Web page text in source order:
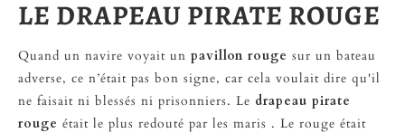
LE DRAPEAU PIRATE ROUGE
Quand un navire voyait un pavillon rouge sur un bateau
adverse, ce n’était pas bon signe, car cela voulait dire qu'il
ne faisait ni blessés ni prisonniers. Le drapeau pirate
rouge était le plus redouté par les maris . Le rouge était